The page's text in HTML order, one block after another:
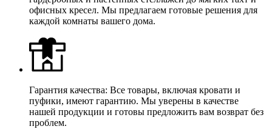
офисных кресел. Мы предлагаем готовые решения для
каждой комнаты вашего дома.
Гарантия качества: Все товары, включая кровати и
пуфики, имеют гарантию. Мы уверены в качестве
нашей продукции и готовы предложить вам возврат без
проблем.